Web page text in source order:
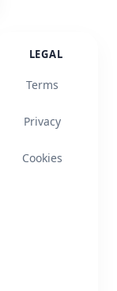
LEGAL
Terms
Privacy
Cookies